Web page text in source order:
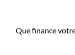
Que finance